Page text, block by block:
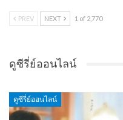
PREV NEXT 1 of 2,770
ดูซีรี่ย์ออนไลน์
ดูซีรี่ย์ออนไลน์